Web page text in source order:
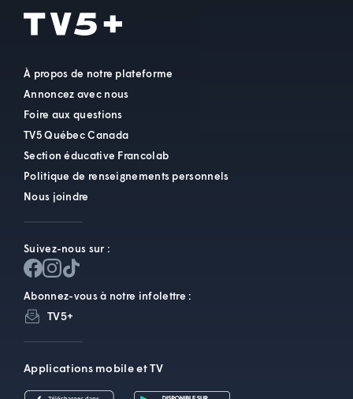
À propos de notre plateforme
Annoncez avec nous
Foire aux questions
TV5 Québec Canada
Section éducative Francolab
Politique de renseignements personnels
Nous joindre
Suivez-nous sur :
Abonnez-vous à notre infolettre :
TV5+
Applications mobile et TV